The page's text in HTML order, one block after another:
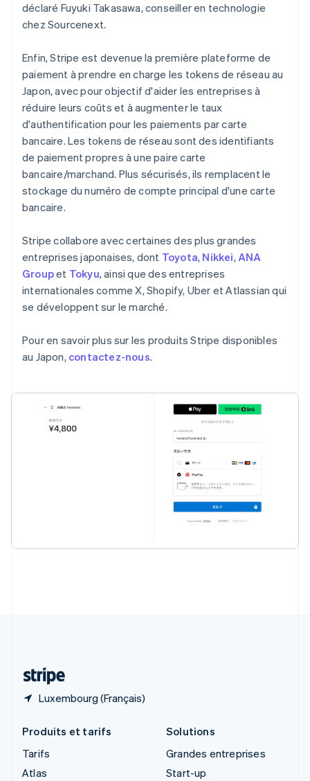
déclaré Fuyuki Takasawa, conseiller en technologie
chez Sourcenext.
Enfin, Stripe est devenue la première plateforme de
paiement à prendre en charge les tokens de réseau au
Japon, avec pour objectif d'aider les entreprises à
réduire leurs coûts et à augmenter le taux
d'authentification pour les paiements par carte
bancaire. Les tokens de réseau sont des identifiants
de paiement propres à une paire carte
bancaire/marchand. Plus sécurisés, ils remplacent le
stockage du numéro de compte principal d'une carte
bancaire.
Stripe collabore avec certaines des plus grandes
entreprises japonaises, dont Toyota, Nikkei,ANA
Groupet Tokyu, ainsi que des entreprises
internationales comme X, Shopify, Uber et Atlassian qui
se développent sur le marché.
Pour en savoir plus sur les produits Stripe disponibles
au Japon, contactez-nous.
Luxembourg (Français)
Italie
English
Japon
Lettonie
English
Liechtenstein
DeutschEnglish
Lituanie
Luxembourg
FrançaisDeutschEnglish
Malaisie
English 简体中文
Malte
EspañolEnglish
Norvège
English
Nouvelle-Zélande
Pays-Bas
Pologne
English
République tchèque
Produits et tarifs
Tarifs
Atlas
Solutions
Grandes entreprises
Start-up